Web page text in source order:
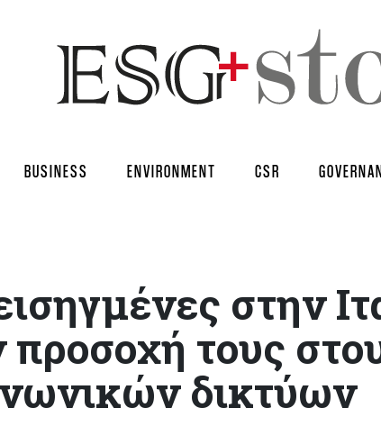
BUSINESS ENVIRONMENT CSR
στην
προσοχή τους
δικτύων